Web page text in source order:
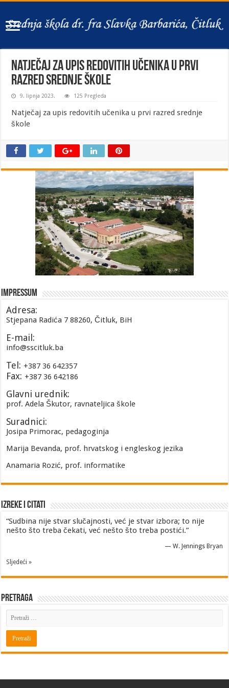
Natječaj za upis redovitih učenika u prvi
razred srednje škole
9. lipnja 2023. 125 Pregleda
Natječaj za upis redovitih učenika u prvi razred srednje
škole
Impressum
Adresa:
Stjepana Radića 7 88260, Čitluk, BiH
E-mail:
info@sscitluk.ba
Tel: +387 36 642357
Fax: +387 36 642186
Glavni urednik:
prof. Adela Škutor, ravnateljica škole
Suradnici:
Josipa Primorac, pedagoginja
Marija Bevanda, prof. hrvatskog i engleskog jezika
Anamaria Rozić, prof. informatike
Izreke i Citati
“Sudbina nije stvar slučajnosti, već je stvar izbora; to nije
nešto što treba čekati, već nešto što treba postići.”
— W. Jennings Bryan
Sljedeći »
Pretraga